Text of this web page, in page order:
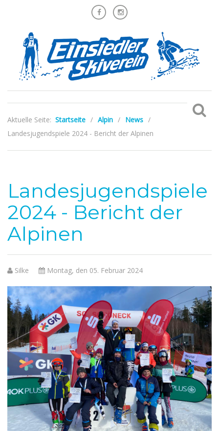
Aktuelle Seite: Startseite / Alpin / News /
Landesjugendspiele 2024 - Bericht der Alpinen
Landesjugendspiele
2024 - Bericht der
Alpinen
Montag, den 05. Februar 2024
Silke